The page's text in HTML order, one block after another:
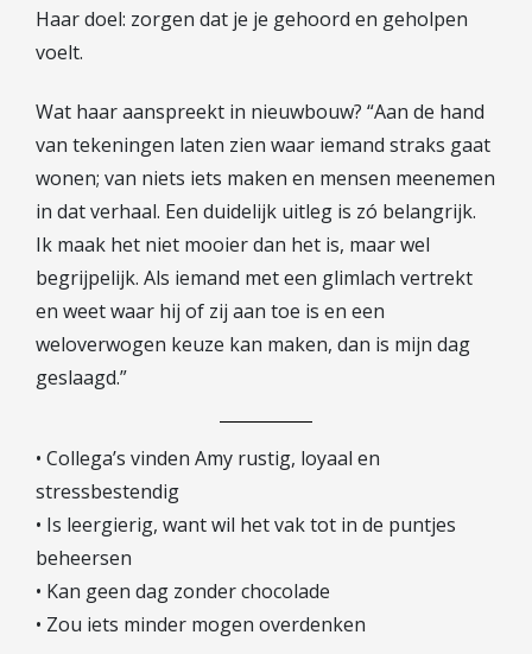
Kopen
Verkopen
Verzekeren
Nieuwbouw
Projectontwikkelaars
Hypotheken
Hypotheek oversluiten
Hypotheek verhogen
Starterslening
Financiële check
Banken
Duurzame hypotheek
Haar doel: zorgen dat je je gehoord en geholpen
voelt.
Wat haar aanspreekt in nieuwbouw? “Aan de hand
van tekeningen laten zien waar iemand straks gaat
wonen; van niets iets maken en mensen meenemen
in dat verhaal. Een duidelijk uitleg is zó belangrijk.
Ik maak het niet mooier dan het is, maar wel
begrijpelijk. Als iemand met een glimlach vertrekt
en weet waar hij of zij aan toe is en een
weloverwogen keuze kan maken, dan is mijn dag
geslaagd.”
• Collega’s vinden Amy rustig, loyaal en
stressbestendig
• Is leergierig, want wil het vak tot in de puntjes
beheersen
• Kan geen dag zonder chocolade
• Zou iets minder mogen overdenken